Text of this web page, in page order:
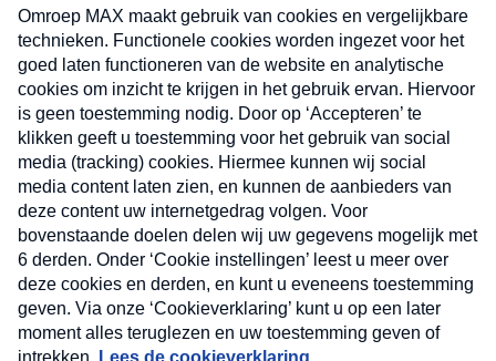
uw mailbox.
Verzend
Nieuwsbrief
Neem hier een gratis abonnement op onze
nieuwsbrief. Elke vrijdag- en dinsdagochtend in uw